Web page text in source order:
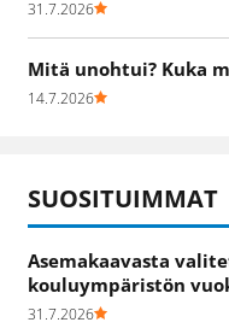
31.7.2026
Mitä unohtui? Kuka
14.7.2026
SUOSITUIMMAT
Asemakaavasta
kouluympäristön
31.7.2026